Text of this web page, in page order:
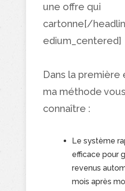
une offre qui
cartonne[/
edium_centered]
Dans la première
ma méthode
connaître :
Le système
efficace pour
revenus
mois après